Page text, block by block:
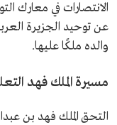
عن توحيد الجزيرة
والده ملكًا عليها.
مسيرة الملك فهد
التحق الملك فهد بن